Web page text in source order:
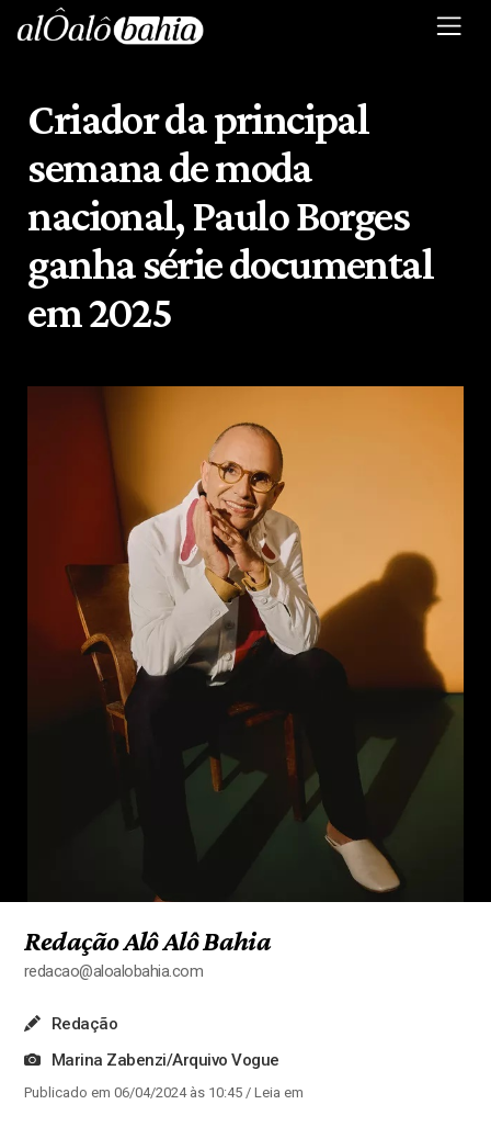
Criador da principal
semana de moda
nacional, Paulo Borges
ganha série documental
em 2025
Redação Alô Alô Bahia
redacao@aloalobahia.com
Redação
Marina Zabenzi/Arquivo Vogue
Publicado em 06/04/2024 às 10:45/ Leia em